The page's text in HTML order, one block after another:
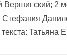
Вершинский; 2
Стефания
Татьяна